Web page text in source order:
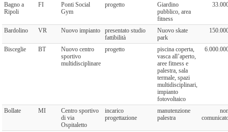
Bagno a
Ripoli
FI
Ponti Social
Gym
progetto
Giardino
pubblico, area
fitness
Bardolino VR Nuovo impianto
presentato studio
fattibilità
Nuovo skate
park
Bisceglie BT
Nuovo centro
sportivo
multidisciplinare
progetto
piscina coperta,
vasca all’aperto,
aree fitness e
palestra, sala
termale, spazi
multidisciplinari,
impianto
fotovoltaico
Bollate MI
Centro sportivo
di via
Ospitaletto
incarico
progettazione
manutenzione
palestra